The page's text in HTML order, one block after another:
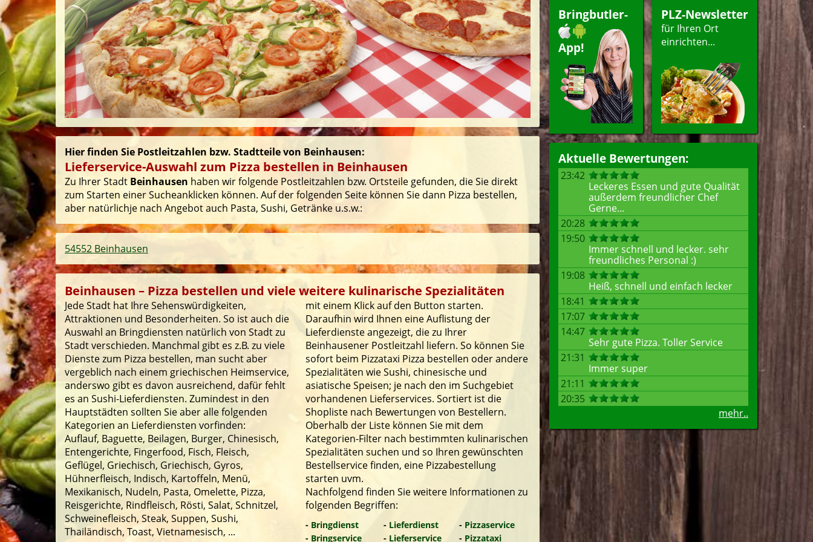
Bringbutler-
App!
PLZ-Newsletter
für Ihren Ort
einrichten...
Aktuelle Bewertungen:
23:42
Leckeres Essen und gute Qualität
außerdem freundlicher Chef
Gerne...
20:28
19:50
Immer schnell und lecker. sehr
freundliches Personal :)
19:08
Heiß, schnell und einfach lecker
18:41
17:07
14:47
Sehr gute Pizza. Toller Service
21:31
Immer super
21:11
20:35
mehr..
Hier finden Sie Postleitzahlen bzw. Stadtteile von Beinhausen:
Lieferservice-Auswahl zum Pizza bestellen in Beinhausen
Zu Ihrer Stadt Beinhausen haben wir folgende Postleitzahlen bzw. Ortsteile gefunden, die Sie direkt
zum Starten einer Sucheanklicken können. Auf der folgenden Seite können Sie dann Pizza bestellen,
aber natürlichje nach Angebot auch Pasta, Sushi, Getränke u.s.w.:
54552 Beinhausen
Beinhausen – Pizza bestellen und viele weitere kulinarische Spezialitäten
Jede Stadt hat Ihre Sehenswürdigkeiten,
Attraktionen und Besonderheiten. So ist auch die
Auswahl an Bringdiensten natürlich von Stadt zu
Stadt verschieden. Manchmal gibt es z.B. zu viele
Dienste zum Pizza bestellen, man sucht aber
vergeblich nach einem griechischen Heimservice,
anderswo gibt es davon ausreichend, dafür fehlt
es an Sushi-Lieferdiensten. Zumindest in den
Hauptstädten sollten Sie aber alle folgenden
Kategorien an Lieferdiensten vorfinden:
Auflauf, Baguette, Beilagen, Burger, Chinesisch,
Entengerichte, Fingerfood, Fisch, Fleisch,
Geflügel, Griechisch, Griechisch, Gyros,
Hühnerfleisch, Indisch, Kartoffeln, Menü,
Mexikanisch, Nudeln, Pasta, Omelette, Pizza,
Reisgerichte, Rindfleisch, Rösti, Salat, Schnitzel,
Schweinefleisch, Steak, Suppen, Sushi,
Thailändisch, Toast, Vietnamesisch, ...
mit einem Klick auf den Button starten.
Daraufhin wird Ihnen eine Auflistung der
Lieferdienste angezeigt, die zu Ihrer
Beinhausener Postleitzahl liefern. So können Sie
sofort beim Pizzataxi Pizza bestellen oder andere
Spezialitäten wie Sushi, chinesische und
asiatische Speisen; je nach den im Suchgebiet
vorhandenen Lieferservices. Sortiert ist die
Shopliste nach Bewertungen von Bestellern.
Oberhalb der Liste können Sie mit dem
Kategorien-Filter nach bestimmten kulinarischen
Spezialitäten suchen und so Ihren gewünschten
Bestellservice finden, eine Pizzabestellung
starten uvm.
Nachfolgend finden Sie weitere Informationen zu
folgenden Begriffen:
- Bringdienst
- Bringservice
- Lieferdienst
- Lieferservice
- Pizzaservice
- Pizzataxi